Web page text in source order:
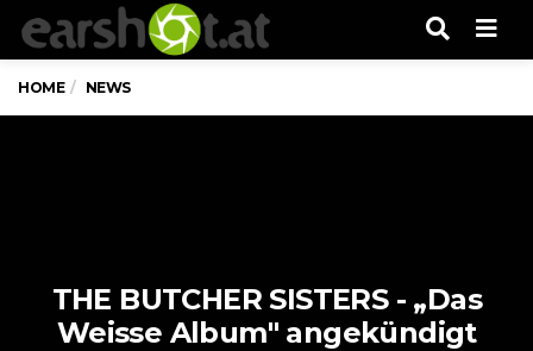
HOME NEWS
THE BUTCHER SISTERS - „Das
Weisse Album" angekündigt